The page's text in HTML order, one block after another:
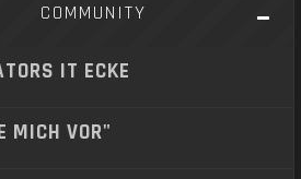
COMMUNITY
IT ECKE
MICH VOR"